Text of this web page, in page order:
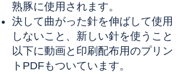
熟豚に使用されます。
決して曲がった針を伸ばして使用
しないこと、新しい針を使うこと
以下に動画と印刷配布用のプリン
トPDFもついています。